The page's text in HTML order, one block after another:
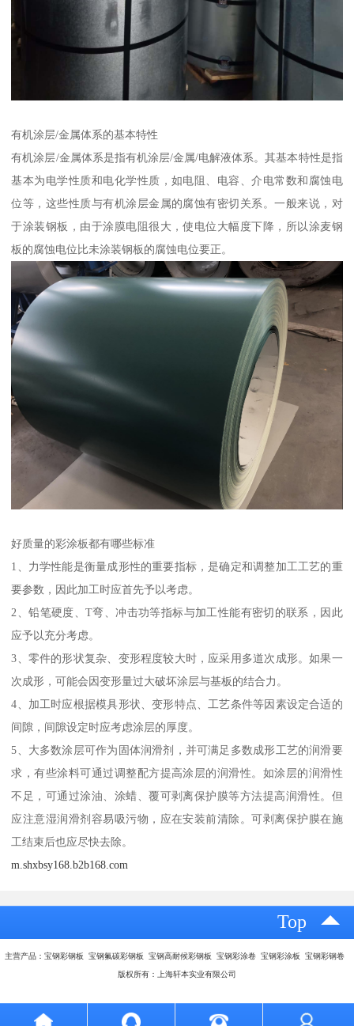
有机涂层/金属体系的基本特性
有机涂层/金属体系是指有机涂层/金属/电解液体系。其基本特性是指
基本为电学性质和电化学性质，如电阻、电容、介电常数和腐蚀电
位等，这些性质与有机涂层金属的腐蚀有密切关系。一般来说，对
于涂装钢板，由于涂膜电阻很大，使电位大幅度下降，所以涂麦钢
板的腐蚀电位比未涂装钢板的腐蚀电位要正。
好质量的彩涂板都有哪些标准
1、力学性能是衡量成形性的重要指标，是确定和调整加工工艺的重
要参数，因此加工时应首先予以考虑。
2、铅笔硬度、T弯、冲击功等指标与加工性能有密切的联系，因此
应予以充分考虑。
3、零件的形状复杂、变形程度较大时，应采用多道次成形。如果一
次成形，可能会因变形量过大破坏涂层与基板的结合力。
4、加工时应根据模具形状、变形特点、工艺条件等因素设定合适的
间隙，间隙设定时应考虑涂层的厚度。
5、大多数涂层可作为固体润滑剂，并可满足多数成形工艺的润滑要
求，有些涂料可通过调整配方提高涂层的润滑性。如涂层的润滑性
不足，可通过涂油、涂蜡、覆可剥离保护膜等方法提高润滑性。但
应注意湿润滑剂容易吸污物，应在安装前清除。可剥离保护膜在施
工结束后也应尽快去除。
m.shxbsy168.b2b168.com
Top
主营产品：宝钢彩钢板 宝钢氟碳彩钢板 宝钢高耐候彩钢板 宝钢彩涂卷 宝钢彩涂板 宝钢彩钢卷
版权所有：上海轩本实业有限公司